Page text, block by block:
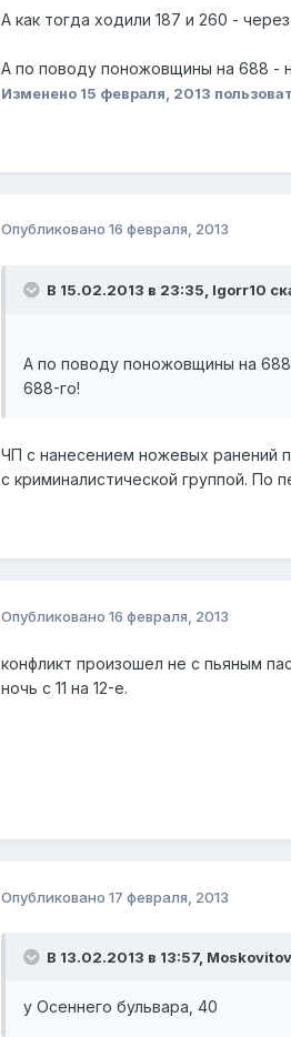
А как тогда ходили 187 и 260 -
А по поводу поножовщины на 688 -
Изменено 15 февраля, 2013
Опубликовано 16 февраля, 2013
В 15.02.2013 в 23:35, Igorr10
А по поводу поножовщины на 688
688-го!
ЧП с нанесением ножевых ранений
с криминалистической группой. По
Опубликовано 16 февраля, 2013
конфликт произошел не с пьяным
ночь с 11 на 12-е.
Опубликовано 17 февраля, 2013
В 13.02.2013 в 13:57,
у Осеннего бульвара, 40